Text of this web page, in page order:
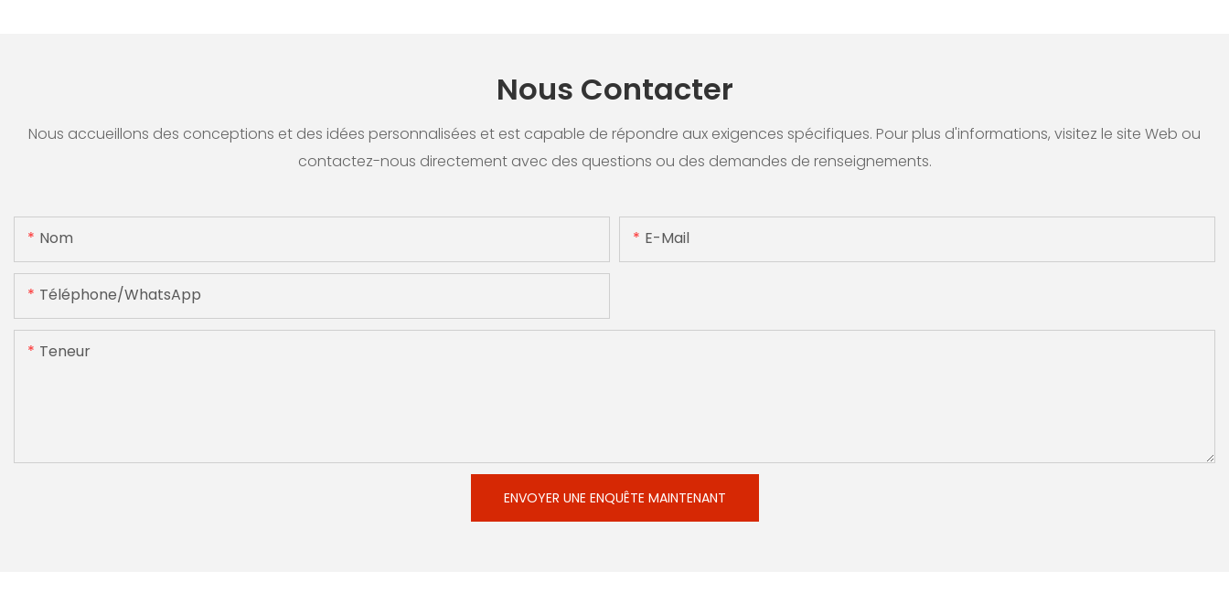
Nous Contacter
Nous accueillons des conceptions et des idées personnalisées et est capable de répondre aux exigences spécifiques. Pour plus d'informations, visitez le site Web ou
contactez-nous directement avec des questions ou des demandes de renseignements.
Nom E-Mail
Téléphone/WhatsApp
Teneur
ENVOYER UNE ENQUÊTE MAINTENANT